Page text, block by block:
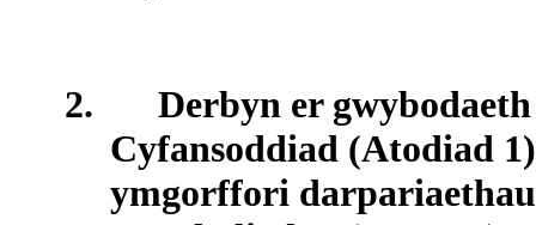
2.
Derbyn er
Cyfansoddiad (Atodiad
ymgorffori